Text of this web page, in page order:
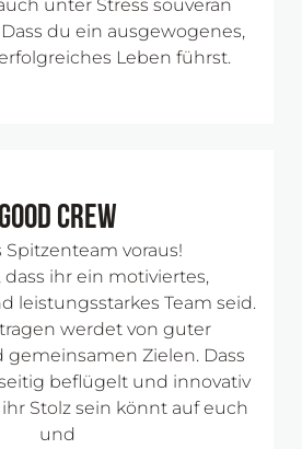
unter Stress souverän
du ein ausgewogenes,
Leben führst.
Good Crew
Spitzenteam voraus!
ihr ein motiviertes,
leistungsstarkes Team seid.
werdet von guter
Zielen. Dass
beflügelt und innovativ
ihr Stolz sein könnt auf euch
und